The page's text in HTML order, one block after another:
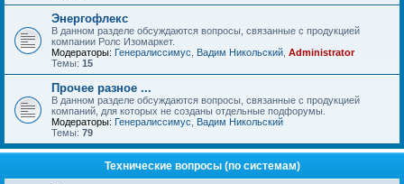
Энергофлекс
В данном разделе обсуждаются вопросы, связанные с продукцией
компании Ролс Изомаркет.
Модераторы: Генералиссимус Вадим Никольский Administrator
Темы: 15
Прочее разное ...
В данном разделе обсуждаются вопросы, связанные с продукцией
компаний, для которых не созданы отдельные подфорумы.
Модераторы: Генералиссимус
Вадим Никольский
Темы: 79
Технические вопросы (по системам)